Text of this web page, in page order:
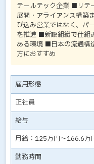
テールテック企業 ■リテ
展開・アライアンス構築
び込み営業ではなく、パ
を推進 ■新設組織で仕組
ある環境 ■日本の流通構
方におすすめ
雇用形態
正社員
給与
月給：125万円～166.6万
勤務時間